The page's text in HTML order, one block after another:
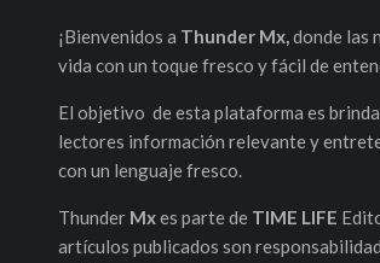
¡Bienvenidos a Thunder Mx,donde las
vida con un toque fresco y fácil de
El objetivo de esta plataforma es
lectores información relevante y
con un lenguaje fresco.
ThunderMxes parte de TIME LIFE
artículos publicados son